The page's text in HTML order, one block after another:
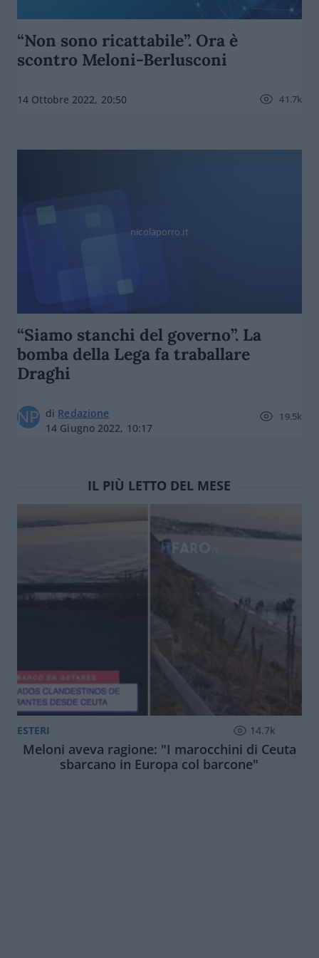
“Non sono ricattabile”. Ora è
scontro Meloni-Berlusconi
14 Ottobre 2022, 20:50 41.7k
nicolaporro.it
“Siamo stanchi del governo”. La
bomba della Lega fa traballare
Draghi
di Redazione
14 Giugno 2022, 10:17
19.5k
IL PIÙ LETTO DEL MESE
ESTERI 14.7k
Meloni aveva ragione: "I marocchini di Ceuta
sbarcano in Europa col barcone"